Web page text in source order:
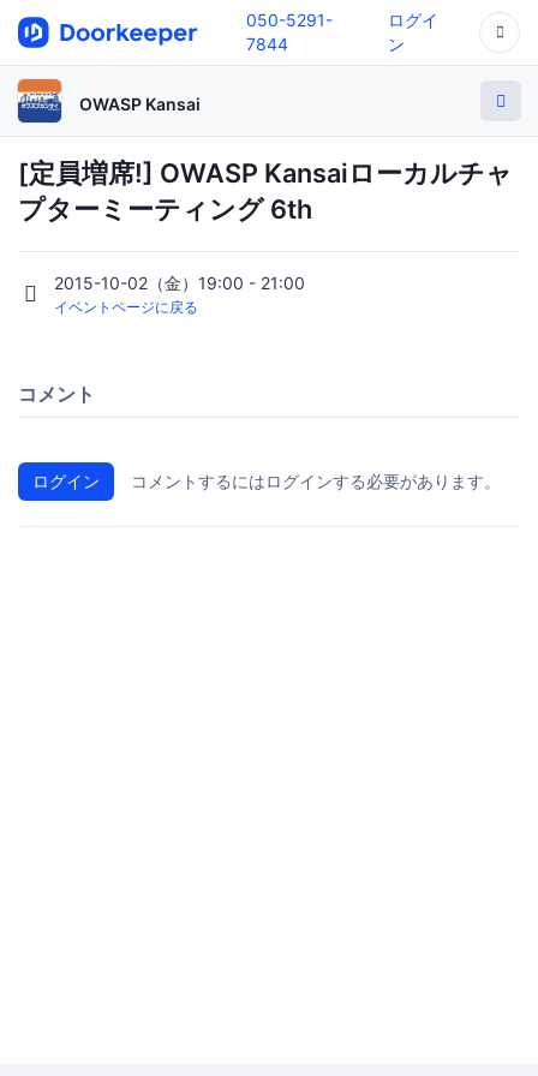
050-5291-
7844
ログイ
ン
OWASP Kansai
[定員増席!] OWASP Kansaiローカルチャ
プターミーティング 6th
2015-10-02（金）19:00 - 21:00
イベントページに戻る
コメント
ログイン コメントするにはログインする必要があります。